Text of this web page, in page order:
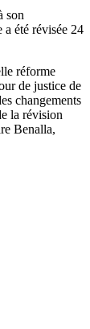
son
été révisée 24
réforme
de justice de
changements
la révision
Benalla,